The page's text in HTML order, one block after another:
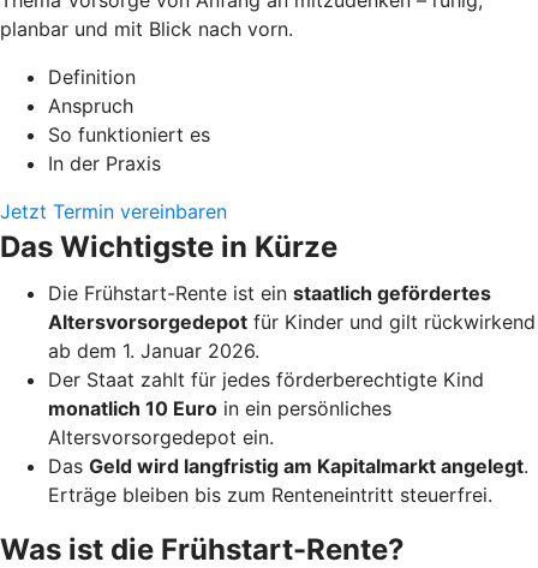
planbar und mit Blick nach vorn.
Definition
Anspruch
So funktioniert es
In der Praxis
Jetzt Termin vereinbaren
Das Wichtigste in Kürze
Die Frühstart-Rente ist ein staatlich gefördertes
Altersvorsorgedepot für Kinder und gilt rückwirkend
ab dem 1. Januar 2026.
Der Staat zahlt für jedes förderberechtigte Kind
monatlich 10 Euro in ein persönliches
Altersvorsorgedepot ein.
Das Geld wird langfristig am Kapitalmarkt angelegt.
Erträge bleiben bis zum Renteneintritt steuerfrei.
Was ist die Frühstart-Rente?